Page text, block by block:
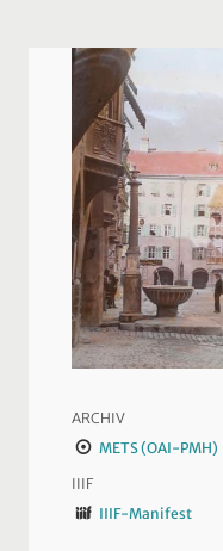
ARCHIV
METS (OAI-PMH)
IIIF
IIIF-Manifest